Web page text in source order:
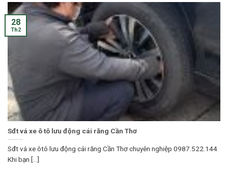
Sđt vá xe ô tô lưu động cái răng Cần Thơ
Sđt vá xe ôtô lưu động cái răng Cần Thơ chuyên nghiệp 0987.522.144
Khi bạn [...]
28
Th2